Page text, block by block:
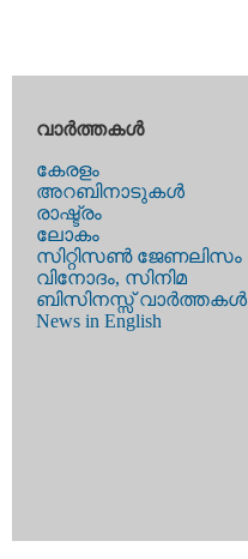
വാര്‍ത്തകള്‍
കേരളം
അറബിനാടുകള്‍
രാഷ്ട്രം
ലോകം
സിറ്റിസണ്‍ ജേണലിസം
വിനോദം, സിനിമ
ബിസിനസ്സ് വാര്‍ത്തകള്‍
News in English